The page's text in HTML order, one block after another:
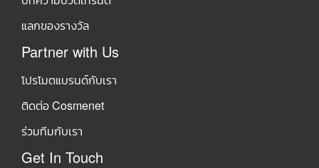
แลกของรางวัล
Partner with Us
โปรโมตแบรนด์กับเรา
ติดต่อ Cosmenet
ร่วมทีมกับเรา
Get In Touch